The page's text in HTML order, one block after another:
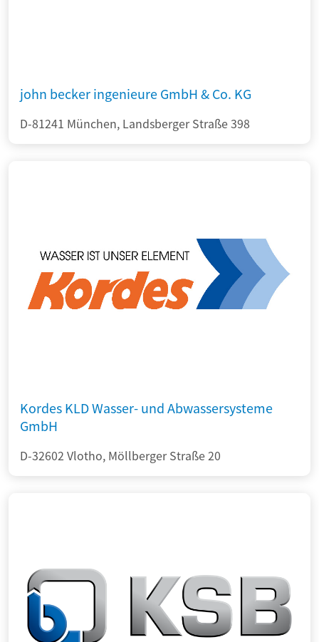
john becker ingenieure GmbH & Co. KG
D-81241 München, Landsberger Straße 398
Kordes KLD Wasser- und Abwassersysteme
GmbH
D-32602 Vlotho, Möllberger Straße 20